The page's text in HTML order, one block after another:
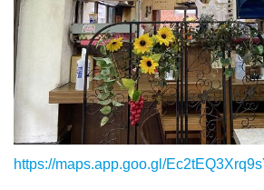
https://maps.app.goo.gl/